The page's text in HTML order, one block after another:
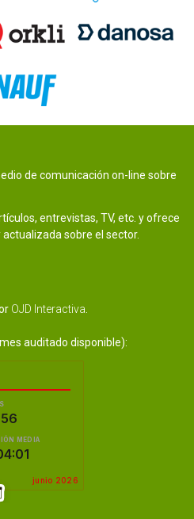
de comunicación on-line sobre
entrevistas, TV, etc. y ofrece
sobre el sector.
OJD Interactiva.
auditado disponible):